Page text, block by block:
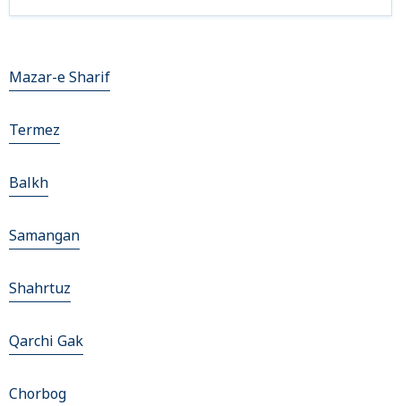
Mazar-e Sharif
Termez
Balkh
Samangan
Shahrtuz
Qarchi Gak
Chorbog